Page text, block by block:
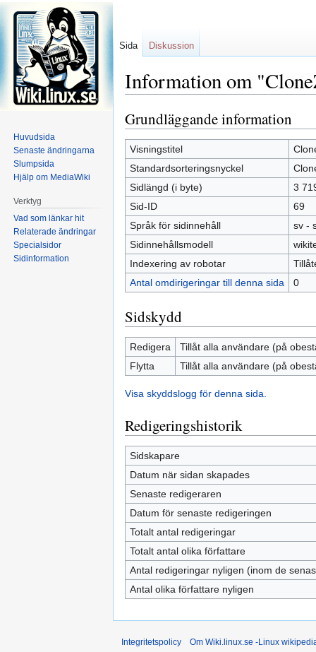
Information om
Hoppa
till
navigering
Hoppa
till
sök
Grundläggande information
Visningstitel
Standardsorteringsnyckel
Sidlängd (i byte)
3
Sid-ID
69
Språk för sidinnehåll
sv -
Sidinnehållsmodell
Indexering av robotar
Antal omdirigeringar till denna sida
0
Sidskydd
Redigera
Tillåt alla användare (på
Flytta
Tillåt alla användare (på
Visa skyddslogg för denna sida.
Redigeringshistorik
Sidskapare
Datum när sidan skapades
Senaste redigeraren
Datum för senaste redigeringen
Totalt antal redigeringar
Totalt antal olika författare
Antal redigeringar nyligen (inom de
Antal olika författare nyligen
Sida Diskussion
Huvudsida
Senaste ändringarna
Slumpsida
Hjälp om MediaWiki
Verktyg
Vad som länkar hit
Relaterade ändringar
Specialsidor
Sidinformation
Integritetspolicy Om Wiki.linux.se -Linux